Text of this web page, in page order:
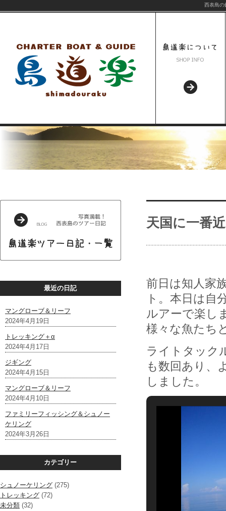
西表島の
最近の日記
マングローブ＆リーフ
2024年4月19日
トレッキング＋α
2024年4月17日
ジギング
2024年4月15日
マングローブ＆リーフ
2024年4月10日
ファミリーフィッシング＆シュノー
ケリング
2024年3月26日
カテゴリー
シュノーケリング (275)
トレッキング (72)
未分類 (32)
天国に一番
前日は知人家
ト。本日は
ルアーで楽し
様々な魚たち
ライトタック
も数回あり、
しました。